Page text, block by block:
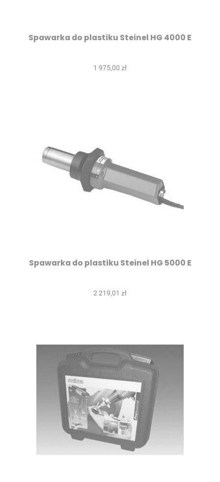
Spawarka do plastiku Steinel HG 4000 E
1 975,00 zł
Spawarka do plastiku Steinel HG 5000 E
2 219,01 zł